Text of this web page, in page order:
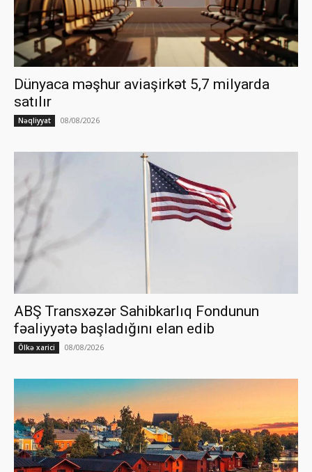
Dünyaca məşhur aviaşirkət 5,7 milyarda
satılır
Nəqliyyat 08/08/2026
ABŞ Transxəzər Sahibkarlıq Fondunun
fəaliyyətə başladığını elan edib
Ölkə xarici 08/08/2026